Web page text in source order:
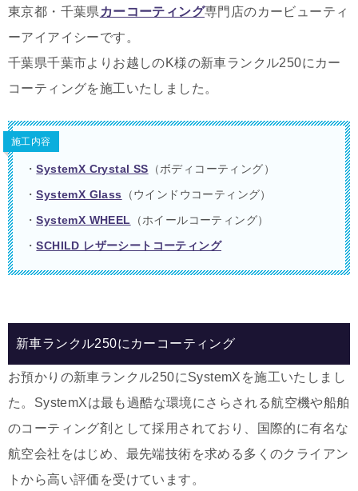
東京都・千葉県 カーコーティング専門店のカービューティ
ーアイアイシーです。
千葉県千葉市よりお越しのK様の新車ランクル250にカー
コーティングを施工いたしました。
施工内容
・SystemX Crystal SS （ボディコーティング）
・SystemX Glass
（ウインドウコーティング）
・SystemX WHEEL
（ホイールコーティング）
・SCHILD レザーシートコーティング
新車ランクル250にカーコーティング
お預かりの新車ランクル250にSystemXを施工いたしまし
た。SystemXは最も過酷な環境にさらされる航空機や船舶
のコーティング剤として採用されており、国際的に有名な
航空会社をはじめ、最先端技術を求める多くのクライアン
トから高い評価を受けています。